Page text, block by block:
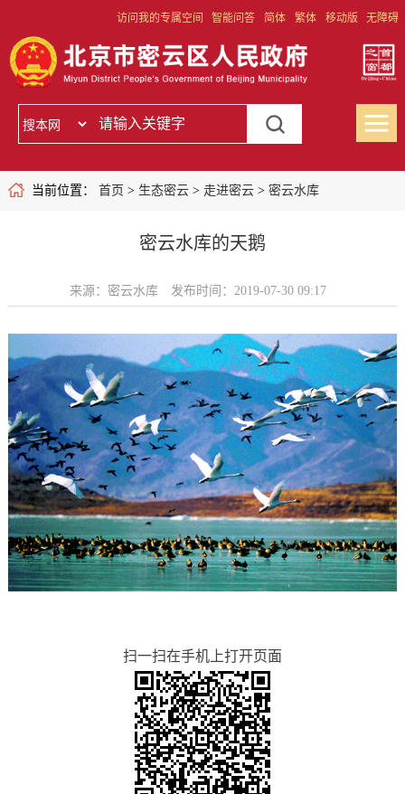
访问我的专属空间 智能问答 简体 繁体 移动版 无障碍
当前位置： 首页 > 生态密云> 走进密云> 密云水库
密云水库的天鹅
来源：密云水库 发布时间：2019-07-30 09:17
扫一扫在手机上打开页面